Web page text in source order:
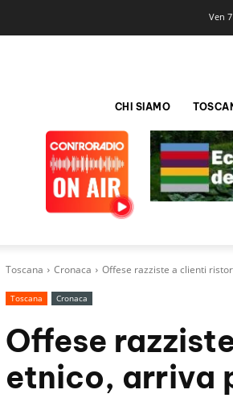
Ven
CHI SIAMO
Toscana Cronaca Offese razziste a clienti
Toscana Cronaca
Offese
etnico, arriva